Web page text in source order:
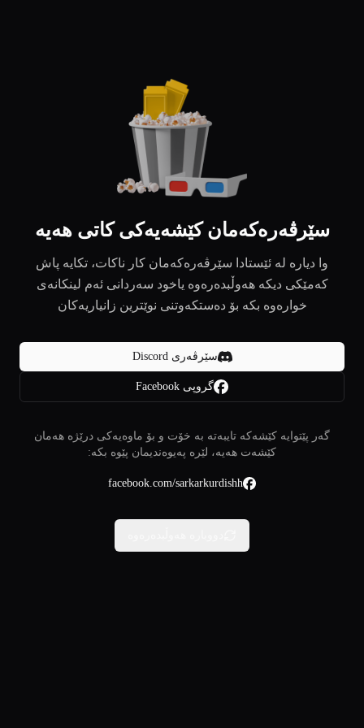
سێرڤەرەکەمان کێشەیەکی کاتی هەیە
وا دیارە لە ئێستادا سێرڤەرەکەمان کار ناکات، تکایە پاش
کەمێکی دیکە هەوڵبدەرەوە یاخود سەردانی ئەم لینکانەی
خوارەوە بکە بۆ دەستکەوتنی نوێترین زانیاریەکان
سێرڤەری Discord
گروپی Facebook
گەر پێتوایە کێشەکە تایبەتە بە خۆت و بۆ ماوەیەکی درێژە هەمان
کێشەت هەیە، لێرە پەیوەندیمان پێوە بکە:
facebook.com/sarkarkurdishh